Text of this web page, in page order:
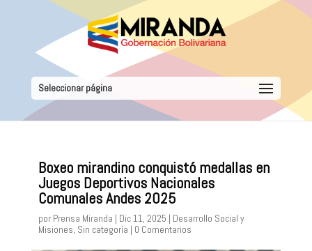
Seleccionar página
Boxeo mirandino conquistó medallas en
Juegos Deportivos Nacionales
Comunales Andes 2025
por Prensa Miranda | Dic 11, 2025 | Desarrollo Social y
Misiones, Sin categoría | 0 Comentarios